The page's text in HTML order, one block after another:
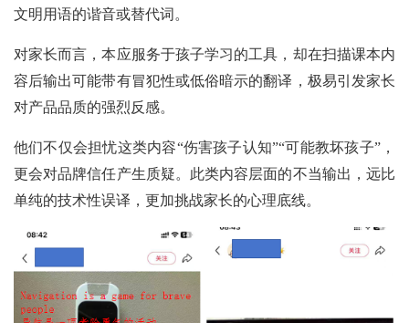
文明用语的谐音或替代词。
对家长而言，本应服务于孩子学习的工具，却在扫描课本内
容后输出可能带有冒犯性或低俗暗示的翻译，极易引发家长
对产品品质的强烈反感。
他们不仅会担忧这类内容“伤害孩子认知”“可能教坏孩子”，
更会对品牌信任产生质疑。此类内容层面的不当输出，远比
单纯的技术性误译，更加挑战家长的心理底线。